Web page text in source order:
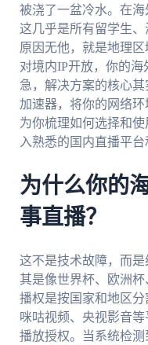
被浇了一盆冷水。在海
这几乎是所有留学生、
原因无他，就是地理
对境内IP开放，你的
急，解决方案的核心
加速器，将你的网络
为你梳理如何选择和
入熟悉的国内直播平台
为什么你的
事直播？
这不是技术故障，而
其是像世界杯、欧洲
播权是按国家和地区分
咪咕视频、央视影音
播放授权。当系统检